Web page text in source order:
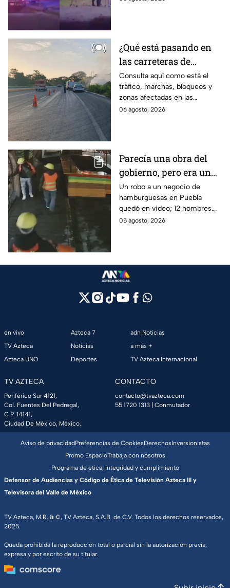
Tlajomulco y El Salto
¿Qué está pasando en
las carreteras de
México hoy? Cierres y
accidentes
Consulta aquí como está el
tráfico, marchas, bloqueos y
zonas afectadas en las
principales carreteras de
06 agosto, 2026
Parecía una obra del
gobierno, pero era un
robo planeado: Así
saquearon negocio de
hamburguesas en
Puebla
Un robo a un negocio de
hamburguesas en Puebla
quedó en video; 12 hombres
habrían fingido ser
05 agosto, 2026
en vivo
TV Azteca
Azteca UNO
Azteca 7
Noticias
Deportes
adn Noticias
a más +
TV Azteca Internacional
TV AZTECA
Periférico Sur 4121,
Col. Fuentes Del Pedregal,
C.P. 14141,
Ciudad De México, México.
CONTACTO
contacto@tvazteca.com
55 1720 1313 | Conmutador
TV Azteca, M.R. & ©, TV Azteca, S.A.B. de C.V. Todos los derechos reservados,
2025.
Queda prohibida la reproducción total o parcial sin la autorización previa,
expresa y por escrito de su titular.
Aviso de privacidadPreferencias de CookiesDerechosInversionistas
Promo EspacioTrabaja con nosotros
Programa de ética, integridad y cumplimiento
Defensor de Audiencias y Código de Ética de Televisión Azteca III y
Televisora del Valle de México